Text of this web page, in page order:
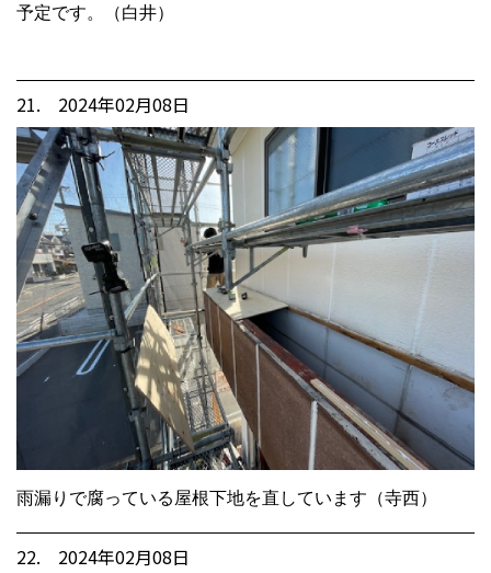
予定です。（白井）
21. 2024年02月08日
雨漏りで腐っている屋根下地を直しています（寺西）
22. 2024年02月08日